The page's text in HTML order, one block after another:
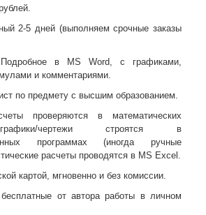
2-5 дней (выполняем срочные заказы
в MS Word, с графиками,
и комментариями.
по предмету с высшим образованием.
проверяются в математических
чертежи строятся в
программах (иногда ручные
расчеты проводятся в MS Excel.
картой, мгновенно и без комиссии.
бесплатные от автора работы в личном